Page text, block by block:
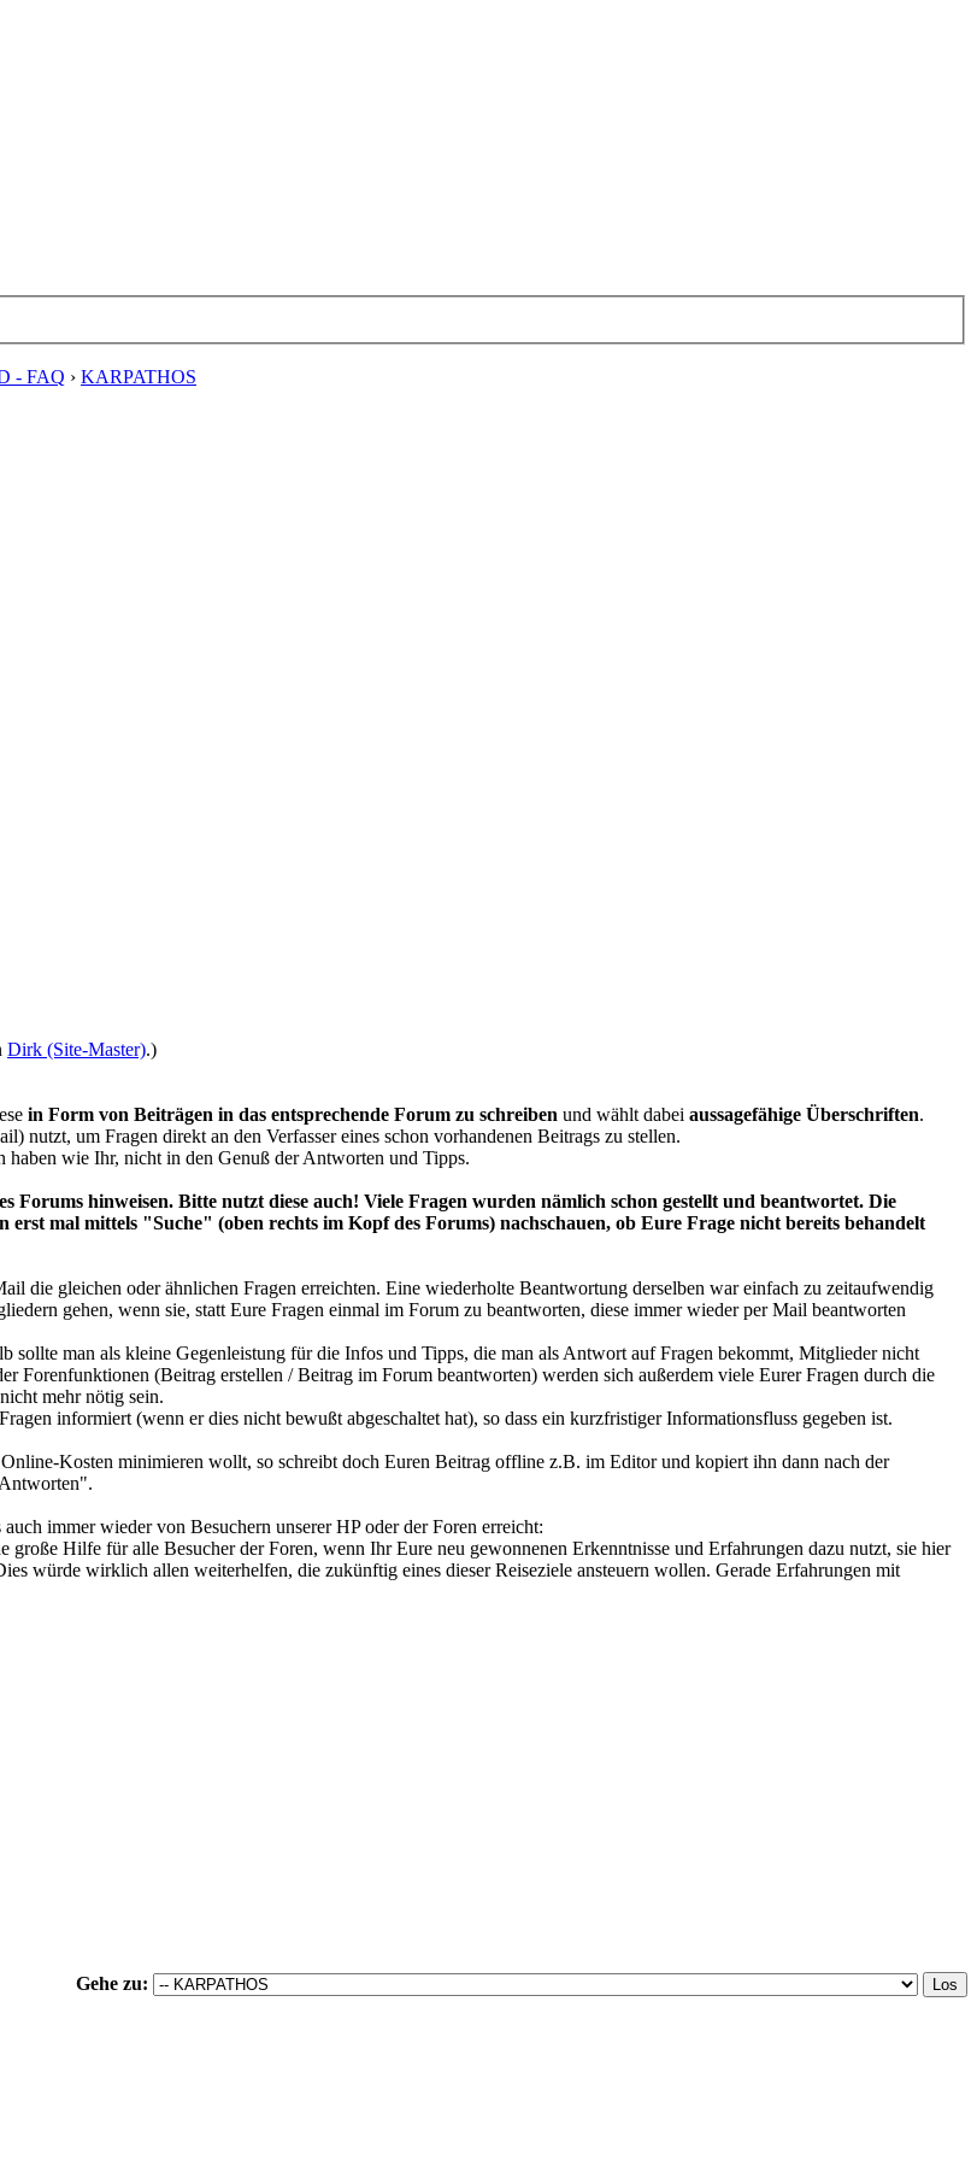
- FAQ › KARPATHOS
Dirk (Site-Master).)
in Form von Beiträgen in das entsprechende Forum zu schreiben und wählt dabei aussagefähige Überschriften.
nutzt, um Fragen direkt an den Verfasser eines schon vorhandenen Beitrags zu stellen.
haben wie Ihr, nicht in den Genuß der Antworten und Tipps.
Forums hinweisen. Bitte nutzt diese auch! Viele Fragen wurden nämlich schon gestellt und beantwortet. Die
mal mittels "Suche" (oben rechts im Kopf des Forums) nachschauen, ob Eure Frage nicht bereits behandelt
die gleichen oder ähnlichen Fragen erreichten. Eine wiederholte Beantwortung derselben war einfach zu zeitaufwendig
gehen, wenn sie, statt Eure Fragen einmal im Forum zu beantworten, diese immer wieder per Mail beantworten
man als kleine Gegenleistung für die Infos und Tipps, die man als Antwort auf Fragen bekommt, Mitglieder nicht
(Beitrag erstellen / Beitrag im Forum beantworten) werden sich außerdem viele Eurer Fragen durch die
mehr nötig sein.
informiert (wenn er dies nicht bewußt abgeschaltet hat), so dass ein kurzfristiger Informationsfluss gegeben ist.
Kosten minimieren wollt, so schreibt doch Euren Beitrag offline z.B. im Editor und kopiert ihn dann nach der
immer wieder von Besuchern unserer HP oder der Foren erreicht:
große Hilfe für alle Besucher der Foren, wenn Ihr Eure neu gewonnenen Erkenntnisse und Erfahrungen dazu nutzt, sie hier
würde wirklich allen weiterhelfen, die zukünftig eines dieser Reiseziele ansteuern wollen. Gerade Erfahrungen mit
Gehe zu: